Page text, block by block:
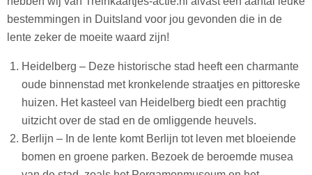
bestemmingen in Duitsland voor jou gevonden die in de
lente zeker de moeite waard zijn!
Heidelberg – Deze historische stad heeft een charmante
oude binnenstad met kronkelende straatjes en pittoreske
huizen. Het kasteel van Heidelberg biedt een prachtig
uitzicht over de stad en de omliggende heuvels.
Berlijn – In de lente komt Berlijn tot leven met bloeiende
bomen en groene parken. Bezoek de beroemde musea